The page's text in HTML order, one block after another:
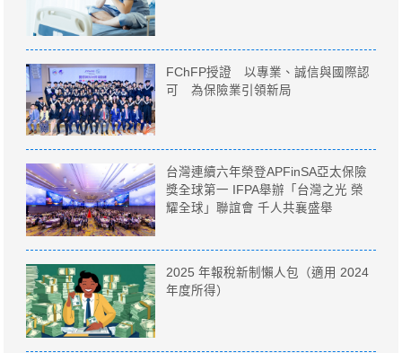
FChFP授證 以專業、誠信與國際認
可 為保險業引領新局
台灣連續六年榮登APFinSA亞太保險
獎全球第一 IFPA舉辦「台灣之光 榮
耀全球」聯誼會 千人共襄盛舉
2025 年報稅新制懶人包（適用 2024
年度所得）